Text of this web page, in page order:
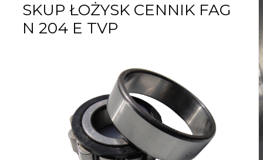
SKUP ŁOŻYSK CENNIK FAG
N 204 E TVP